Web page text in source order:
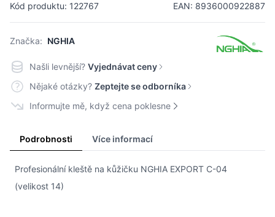
Kód produktu: 122767 EAN: 8936000922887
Značka: NGHIA
Našli levnější? Vyjednávat ceny
Nějaké otázky? Zeptejte se odborníka
Informujte mě, když cena poklesne
Podrobnosti Více informací
Profesionální kleště na kůžičku NGHIA EXPORT C-04
(velikost 14)